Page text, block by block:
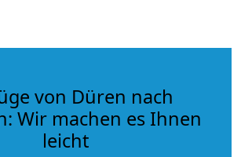
von Düren nach
Wir machen es Ihnen
leicht